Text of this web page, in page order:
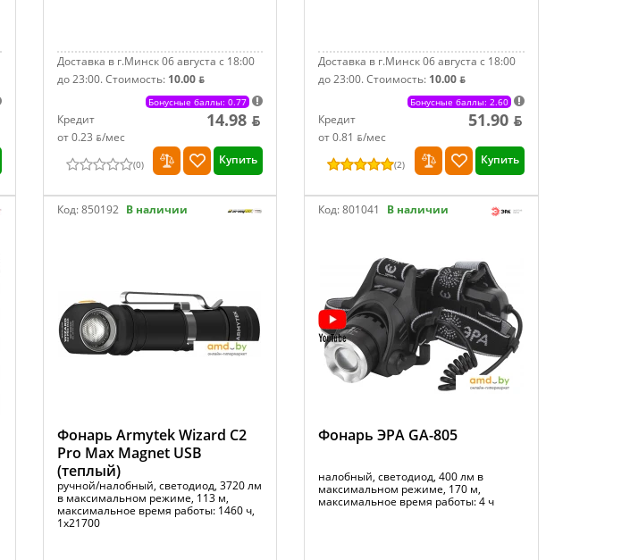
Доставка в г.Минск 06 августа с 18:00
до 23:00.Стоимость: 10.00 ƃ
Бонусные баллы: 0.77
Кредит
от 0.23 ƃ/мec
14.98 ƃ
(0) Купить
Доставка в г.Минск 06 августа с 18:00
до 23:00.Стоимость: 10.00 ƃ
Бонусные баллы: 2.60
Кредит
от 0.81 ƃ/мec
51.90 ƃ
(2) Купить
Код:850192 В наличии
Фонарь Armytek Wizard C2
Pro Max Magnet USB
(теплый)
ручной/налобный, светодиод, 3720 лм
в максимальном режиме, 113 м,
максимальное время работы: 1460 ч,
1x21700
Код:801041 В наличии
Фонарь ЭРА GA-805
налобный, светодиод, 400 лм в
максимальном режиме, 170 м,
максимальное время работы: 4 ч